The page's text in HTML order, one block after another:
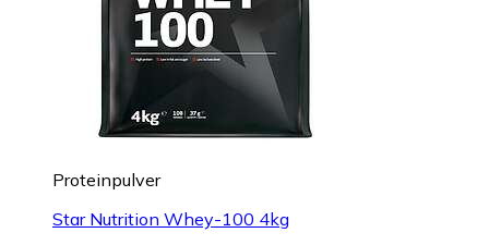
Proteinpulver
Star Nutrition Whey-100 4kg